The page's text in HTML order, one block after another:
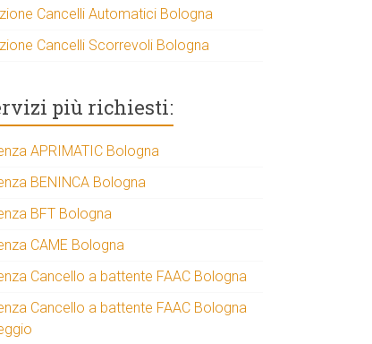
Cancelli Automatici Bologna
Cancelli Scorrevoli Bologna
più richiesti:
APRIMATIC Bologna
BENINCA Bologna
BFT Bologna
CAME Bologna
Cancello a battente FAAC Bologna
Cancello a battente FAAC Bologna